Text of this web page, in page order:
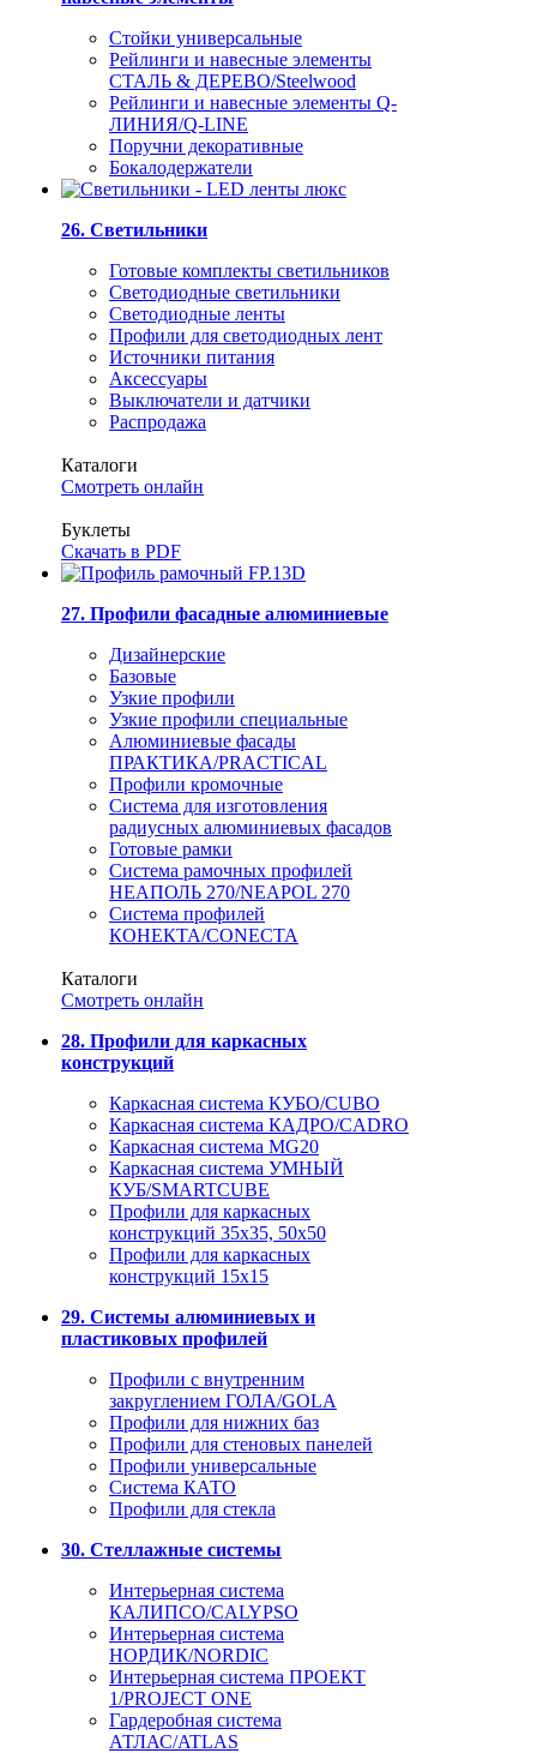
Стойки универсальные
Рейлинги и навесные элементы
СТАЛЬ & ДЕРЕВО/Steelwood
Рейлинги и навесные элементы Q-
ЛИНИЯ/Q-LINE
Поручни декоративные
Бокалодержатели
26. Светильники
Готовые комплекты светильников
Светодиодные светильники
Светодиодные ленты
Профили для светодиодных лент
Источники питания
Аксессуары
Выключатели и датчики
Распродажа
Каталоги
Смотреть онлайн
Буклеты
Скачать в PDF
27. Профили фасадные алюминиевые
Дизайнерские
Базовые
Узкие профили
Узкие профили специальные
Алюминиевые фасады
ПРАКТИКА/PRACTICAL
Профили кромочные
Система для изготовления
радиусных алюминиевых фасадов
Готовые рамки
Система рамочных профилей
НЕАПОЛЬ 270/NEAPOL 270
Система профилей
КОНЕКТА/CONECTA
Каталоги
Смотреть онлайн
28. Профили для каркасных
конструкций
Каркасная система КУБО/CUBO
Каркасная система КАДРО/CADRO
Каркасная система MG20
Каркасная система УМНЫЙ
КУБ/SMARTCUBE
Профили для каркасных
конструкций 35x35, 50x50
Профили для каркасных
конструкций 15х15
29. Системы алюминиевых и
пластиковых профилей
Профили с внутренним
закруглением ГОЛА/GOLA
Профили для нижних баз
Профили для стеновых панелей
Профили универсальные
Система КАТО
Профили для стекла
30. Стеллажные системы
Интерьерная система
КАЛИПСО/CALYPSO
Интерьерная система
НОРДИК/NORDIC
Интерьерная система ПРОЕКТ
1/PROJECT ONE
Гардеробная система
АТЛАС/ATLAS